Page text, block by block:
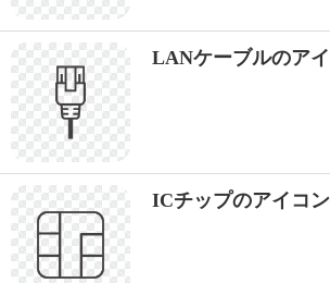
LANケーブルのア
ICチップのアイコ